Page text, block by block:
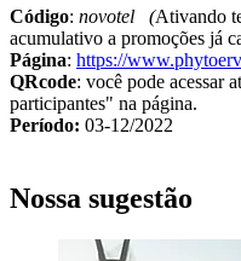
Código: novotel (Ativando
acumulativo a promoções já
Página: https://
QRcode: você pode acessar
participantes" na página.
Período: 03-12/2022
Nossa sugestão